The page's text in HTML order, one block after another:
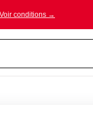
Voir conditions →